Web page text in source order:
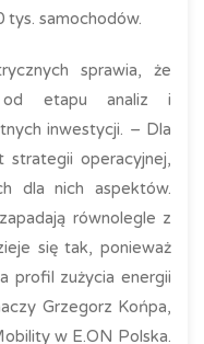
tys. samochodów.
sprawia, że
od etapu analiz i
inwestycji. – Dla
strategii operacyjnej,
dla nich aspektów.
równolegle z
się tak, ponieważ
profil zużycia energii
Grzegorz Końpa,
w E.ON Polska.